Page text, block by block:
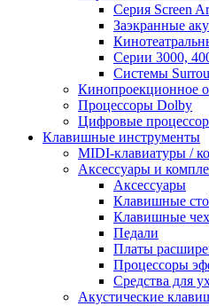
Cерия Screen
Заэкранные
Серии 3000,
Системы
Кинопроекционное
Процессоры Dolby
Цифровые
Клавишные инструменты
MIDI-клавиатуры /
Аксессуары и
Аксессуары
Клавишные
Клавишные
Педали
Платы
Процессоры
Средства для
Акустические